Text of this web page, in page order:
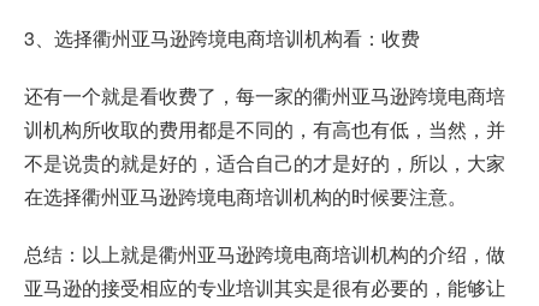
3、选择衢州亚马逊跨境电商培训机构看：收费
还有一个就是看收费了，每一家的衢州亚马逊跨境电商培
训机构所收取的费用都是不同的，有高也有低，当然，并
不是说贵的就是好的，适合自己的才是好的，所以，大家
在选择衢州亚马逊跨境电商培训机构的时候要注意。
总结：以上就是衢州亚马逊跨境电商培训机构的介绍，做
亚马逊的接受相应的专业培训其实是很有必要的，能够让